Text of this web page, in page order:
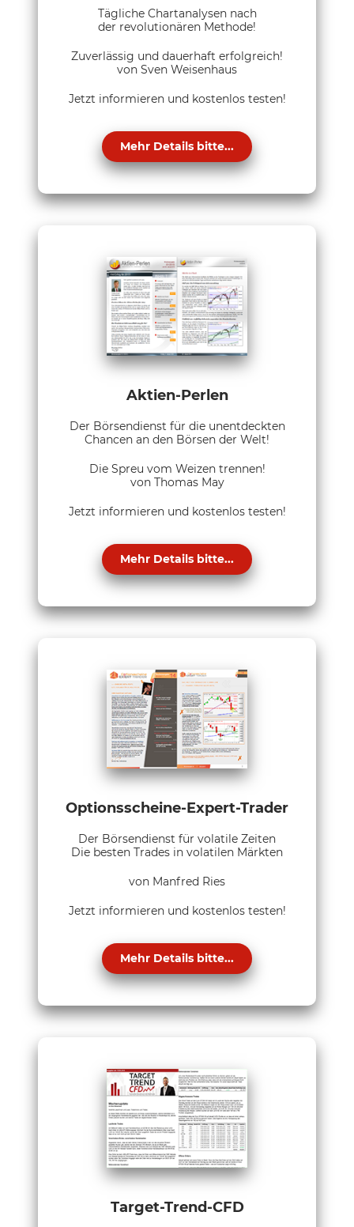
Tägliche Chartanalysen nach
der revolutionären Methode!
Zuverlässig und dauerhaft erfolgreich!
von Sven Weisenhaus
Jetzt informieren und kostenlos testen!
Mehr Details bitte...
Aktien-Perlen
Der Börsendienst für die unentdeckten
Chancen an den Börsen der Welt!
Die Spreu vom Weizen trennen!
von Thomas May
Jetzt informieren und kostenlos testen!
Mehr Details bitte...
Optionsscheine-Expert-Trader
Der Börsendienst für volatile Zeiten
Die besten Trades in volatilen Märkten
von Manfred Ries
Jetzt informieren und kostenlos testen!
Mehr Details bitte...
Target-Trend-CFD